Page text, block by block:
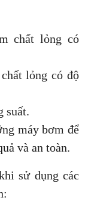
chất lỏng có
lỏng có độ
suất.
máy bơm để
và an toàn.
sử dụng các